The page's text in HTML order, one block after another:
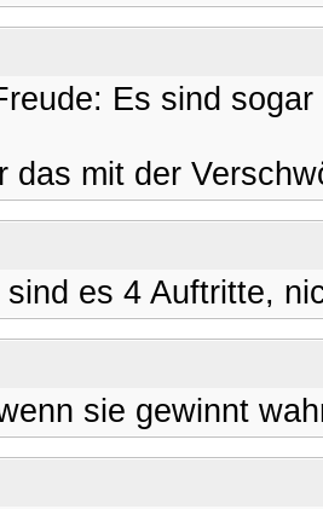
Es sind
das mit der
sind es 4 Auftritte,
sie gewinnt